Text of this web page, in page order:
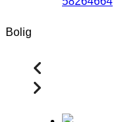
Bolig